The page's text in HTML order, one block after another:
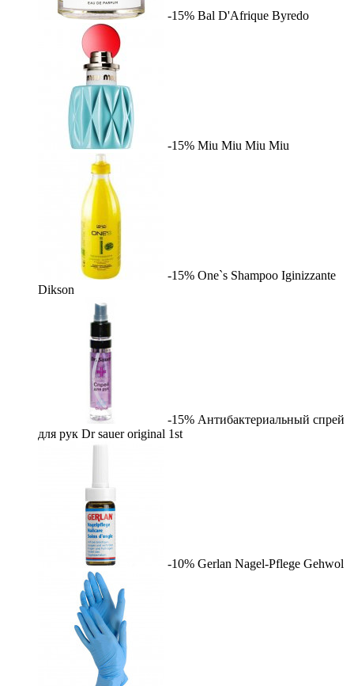
-15% Bal D'Afrique Byredo
-15% Miu Miu Miu Miu
-15% One`s Shampoo Iginizzante
Dikson
-15% Антибактериальный спрей
для рук Dr sauer original 1st
-10% Gerlan Nagel-Pflege Gehwol